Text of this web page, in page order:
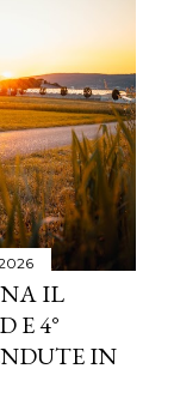
IL
E 4°
IN